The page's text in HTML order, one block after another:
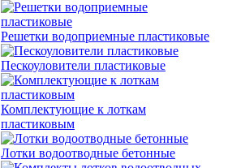
Решетки водоприемные пластиковые
Пескоуловители пластиковые
Комплектующие к лоткам
пластиковым
Лотки водоотводные бетонные